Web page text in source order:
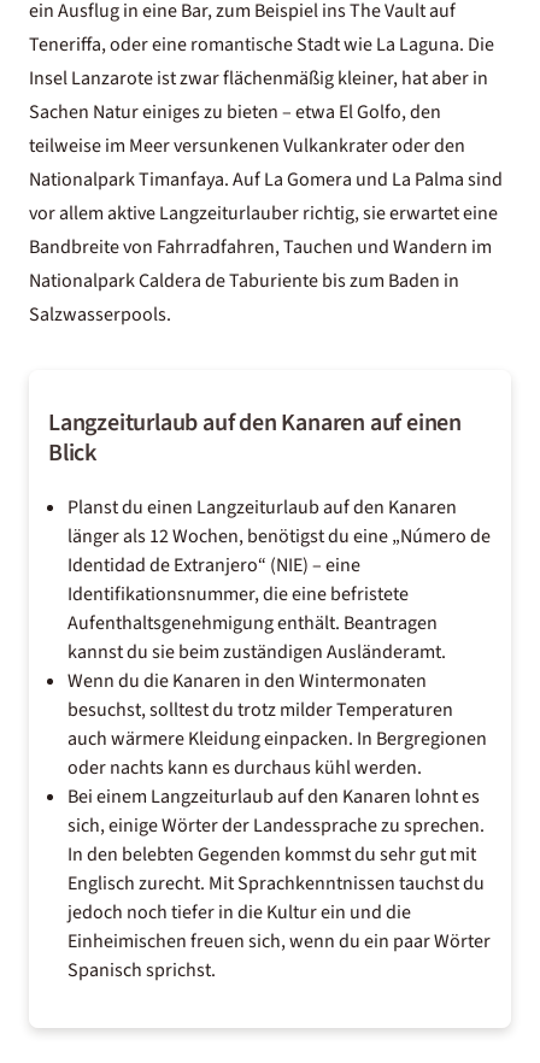
ein Ausflug in eine Bar, zum Beispiel ins The Vault auf
Teneriffa, oder eine romantische Stadt wie La Laguna. Die
Insel Lanzarote ist zwar flächenmäßig kleiner, hat aber in
Sachen Natur einiges zu bieten – etwa El Golfo, den
teilweise im Meer versunkenen Vulkankrater oder den
Nationalpark Timanfaya. Auf La Gomera und La Palma sind
vor allem aktive Langzeiturlauber richtig, sie erwartet eine
Bandbreite von Fahrradfahren, Tauchen und Wandern im
Nationalpark Caldera de Taburiente bis zum Baden in
Salzwasserpools.
Langzeiturlaub auf den Kanaren auf einen
Blick
Planst du einen Langzeiturlaub auf den Kanaren
länger als 12 Wochen, benötigst du eine „Número de
Identidad de Extranjero“ (NIE) – eine
Identifikationsnummer, die eine befristete
Aufenthaltsgenehmigung enthält. Beantragen
kannst du sie beim zuständigen Ausländeramt.
Wenn du die Kanaren in den Wintermonaten
besuchst, solltest du trotz milder Temperaturen
auch wärmere Kleidung einpacken. In Bergregionen
oder nachts kann es durchaus kühl werden.
Bei einem Langzeiturlaub auf den Kanaren lohnt es
sich, einige Wörter der Landessprache zu sprechen.
In den belebten Gegenden kommst du sehr gut mit
Englisch zurecht. Mit Sprachkenntnissen tauchst du
jedoch noch tiefer in die Kultur ein und die
Einheimischen freuen sich, wenn du ein paar Wörter
Spanisch sprichst.